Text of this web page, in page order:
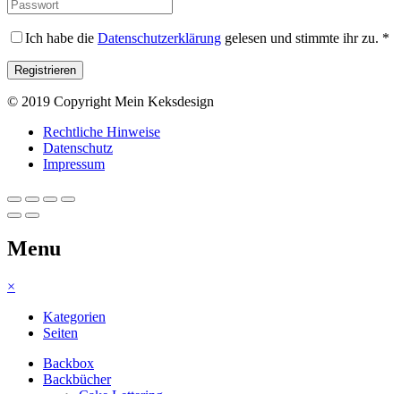
Ich habe die Datenschutzerklärung gelesen und stimmte ihr zu. *
© 2019 Copyright Mein Keksdesign
Rechtliche Hinweise
Datenschutz
Impressum
Menu
×
Kategorien
Seiten
Backbox
Backbücher